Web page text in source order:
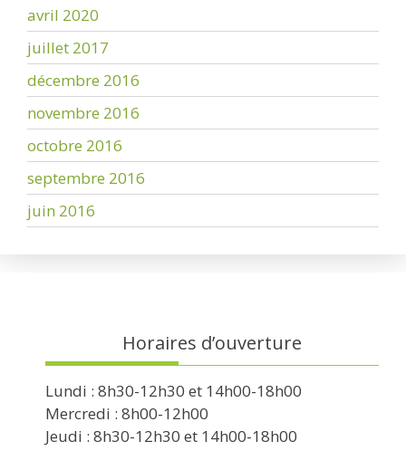
avril 2020
juillet 2017
décembre 2016
novembre 2016
octobre 2016
septembre 2016
juin 2016
Horaires d’ouverture
Lundi : 8h30-12h30 et 14h00-18h00
Mercredi : 8h00-12h00
Jeudi : 8h30-12h30 et 14h00-18h00